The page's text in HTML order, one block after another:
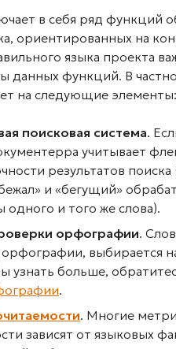
в себя ряд функций
ориентированных на
языка проекта
данных функций. В
на следующие элементы:
поисковая система.
учитывает
результатов
и «бегущий»
и того же слова).
орфографии.
выбирается
узнать больше,
.
. Многие
зависят от языковых